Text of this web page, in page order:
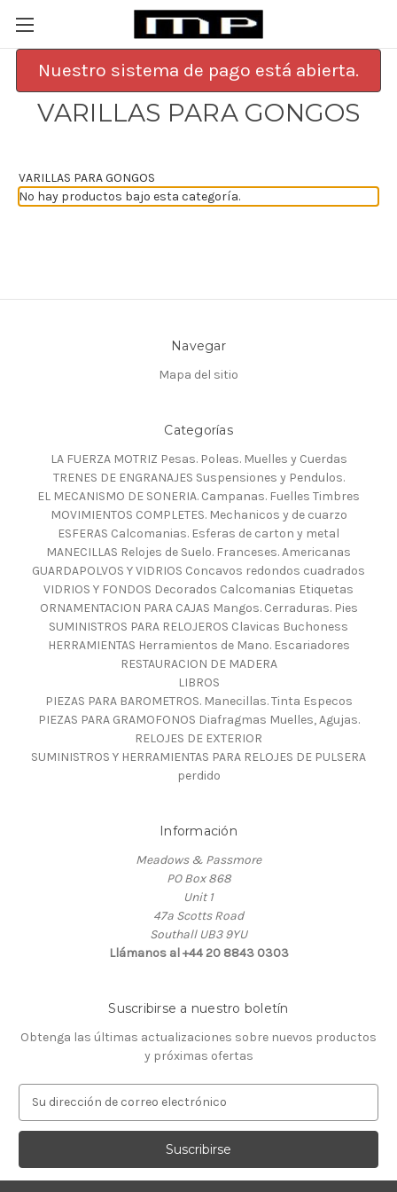
Nuestro sistema de pago está abierta.
VARILLAS PARA GONGOS
VARILLAS PARA GONGOS
No hay productos bajo esta categoría.
Navegar
Mapa del sitio
Categorías
LA FUERZA MOTRIZ Pesas. Poleas. Muelles y Cuerdas
TRENES DE ENGRANAJES Suspensiones y Pendulos.
EL MECANISMO DE SONERIA. Campanas. Fuelles Timbres
MOVIMIENTOS COMPLETES. Mechanicos y de cuarzo
ESFERAS Calcomanias. Esferas de carton y metal
MANECILLAS Relojes de Suelo. Franceses. Americanas
GUARDAPOLVOS Y VIDRIOS Concavos redondos cuadrados
VIDRIOS Y FONDOS Decorados Calcomanias Etiquetas
ORNAMENTACION PARA CAJAS Mangos. Cerraduras. Pies
SUMINISTROS PARA RELOJEROS Clavicas Buchoness
HERRAMIENTAS Herramientos de Mano. Escariadores
RESTAURACION DE MADERA
LIBROS
PIEZAS PARA BAROMETROS. Manecillas. Tinta Especos
PIEZAS PARA GRAMOFONOS Diafragmas Muelles, Agujas.
RELOJES DE EXTERIOR
SUMINISTROS Y HERRAMIENTAS PARA RELOJES DE PULSERA
perdido
Información
Meadows & Passmore
PO Box 868
Unit 1
47a Scotts Road
Southall UB3 9YU
Llámanos al +44 20 8843 0303
Suscribirse a nuestro boletín
Obtenga las últimas actualizaciones sobre nuevos productos
y próximas ofertas
r
c